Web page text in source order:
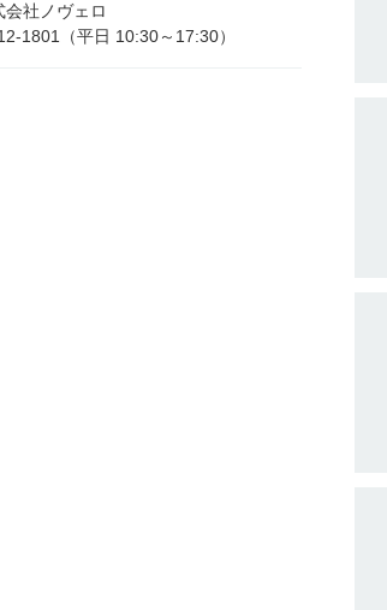
社ノヴェロ
1801（平日 10:30～17:30）